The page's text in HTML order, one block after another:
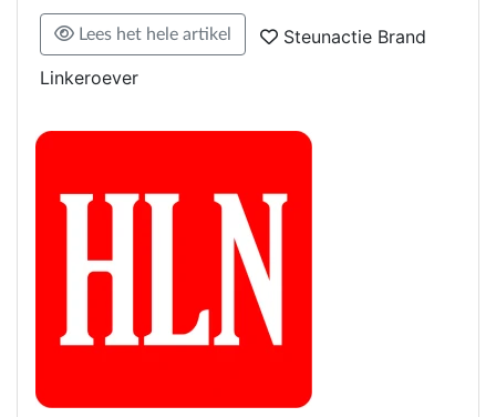
Lees het hele artikel
Steunactie Brand
Linkeroever